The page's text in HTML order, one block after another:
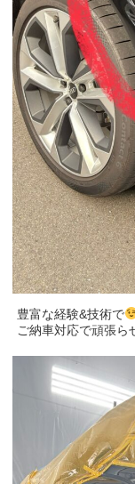
豊富な経験&技術で
ご納車対応で頑張ら